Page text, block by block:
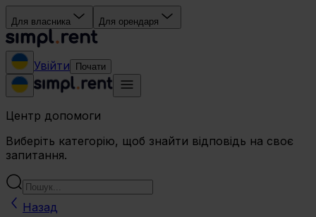
Для власника Для орендаря
Увійти Почати
Центр допомоги
Виберіть категорію, щоб знайти відповідь на своє
запитання.
Назад